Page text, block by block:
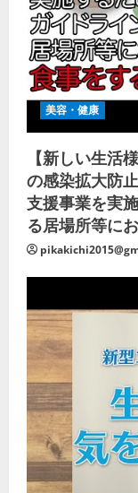
美容・健康
【新しい生活
の感染拡大防
支援事業を実
る居場所等に